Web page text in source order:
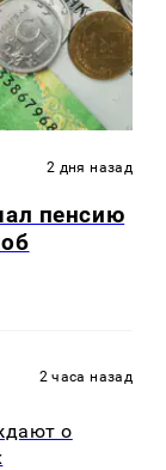
2 дня назад
пенсию
2 часа назад
о